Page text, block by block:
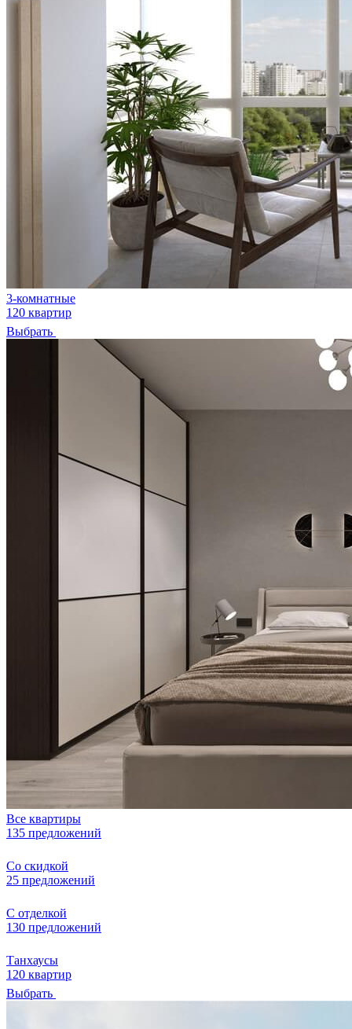
3-комнатные
120 квартир
Выбрать
Все квартиры
135 предложений
Со скидкой
25 предложений
С отделкой
130 предложений
Танхаусы
120 квартир
Выбрать